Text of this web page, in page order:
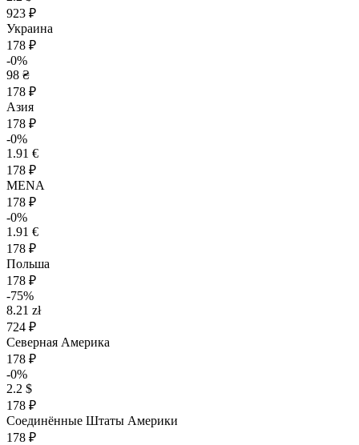
923 ₽
Украина
178 ₽
-0%
98 ₴
178 ₽
Азия
178 ₽
-0%
1.91 €
178 ₽
MENA
178 ₽
-0%
1.91 €
178 ₽
Польша
178 ₽
-75%
8.21 zł
724 ₽
Северная Америка
178 ₽
-0%
2.2 $
178 ₽
Соединённые Штаты Америки
178 ₽